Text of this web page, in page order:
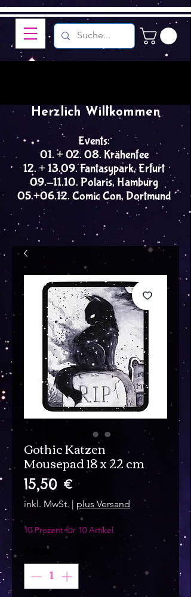
Events:
01. + 02. 08. Krähenfee
12. + 13.09. Fantasypark, Erfurt
09.-11.10. Polaris, Hamburg
05.+06.12. Comic Con, Dortmund
Herzlich Willkommen
Gothic Katzen
Mousepad 18 x 22 cm
15,50 €Preis
inkl. MwSt. | plus Versand
10 Prozent für 10 Artikel
Anzahl